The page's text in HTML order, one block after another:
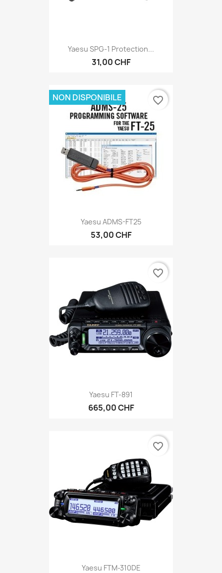
Yaesu SPG-1 Protection...
31,00 CHF
Yaesu ADMS-FT25
53,00 CHF
NON DISPONIBILE favorite_border
Yaesu FT-891
665,00 CHF
favorite_border
Yaesu FTM-310DE
favorite_border